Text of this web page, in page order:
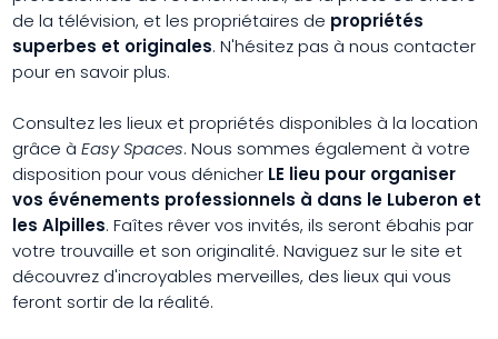
de la télévision, et les propriétaires de propriétés
superbes et originales. N'hésitez pas à nous contacter
pour en savoir plus.
Consultez les lieux et propriétés disponibles à la location
grâce àEasy Spaces. Nous sommes également à votre
disposition pour vous dénicher LE lieu pour organiser
vos événements professionnels à dans le Luberon et
les Alpilles. Faîtes rêver vos invités, ils seront ébahis par
votre trouvaille et son originalité. Naviguez sur le site et
découvrez d'incroyables merveilles, des lieux qui vous
feront sortir de la réalité.